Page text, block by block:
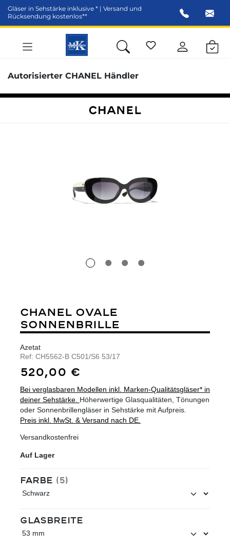
springen
Gläser in Sehstärke inklusive * | Versand und
Rücksendung kostenlos**
Autorisierter CHANEL Händler
CHANEL OVALE
SONNENBRILLE
Azetat
Ref: CH5562-B C501/S6 53/17
520,00 €
Bei verglasbaren Modellen inkl. Marken-Qualitätsgläser* in
deiner Sehstärke. Höherwertige Glasqualitäten, Tönungen
oder Sonnenbrillengläser in Sehstärke mit Aufpreis.
Preis inkl. MwSt. & Versand nach DE.
Versandkostenfrei
Auf Lager
Farbe auswählen
(5)
Glasbreite